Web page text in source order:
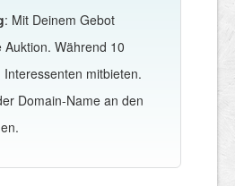
: Mit Deinem Gebot
Auktion. Während 10
mitbieten.
Domain-Name an den